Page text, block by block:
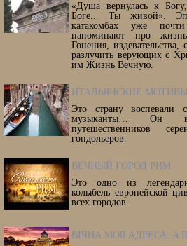
«Душа вернулась к
Боге... Ты живой».
катакомбах уже
напоминают про
Гонения,
разлучить верующих с
им Жизнь Вечную.
ИТАЛЬЯНСКИЕ
Это страну воспевали
музыканты… Он
путешественников
гондольеров.
ВЕЧНЫЙ ГОРОД РИМ
Это одно из
колыбель европейской
всех городов.
ВІЧНА МОЯ АДРЕСА: A